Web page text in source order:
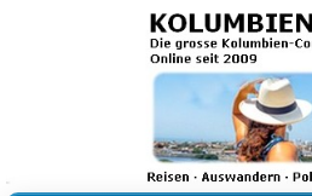
Kolumbienforum - Das
grosse Forum der
Freunde Kolumbiens
Reisen, Auswandern, Kultur, Politik, Geschichte
Austausch, Erfahrungen und Gemeinschaft im